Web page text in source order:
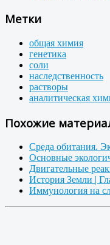
Метки
общая химия
генетика
соли
наследственность
растворы
аналитическая
Похожие
Среда обитания.
Основные
Двигательные
История Земли |
Иммунология на